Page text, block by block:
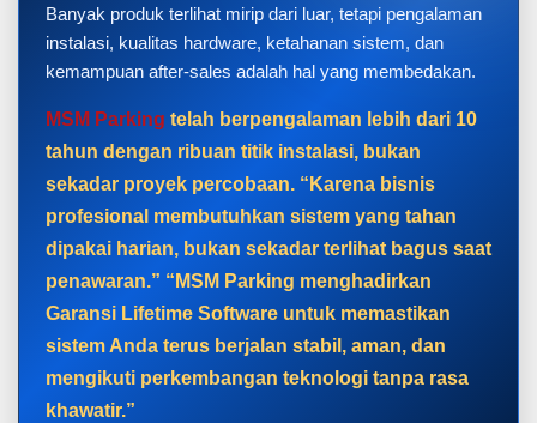
Banyak produk terlihat mirip dari luar, tetapi pengalaman
instalasi, kualitas hardware, ketahanan sistem, dan
kemampuan after-sales adalah hal yang membedakan.
MSM Parking telah berpengalaman lebih dari 10
tahun dengan ribuan titik instalasi, bukan
sekadar proyek percobaan. “Karena bisnis
profesional membutuhkan sistem yang tahan
dipakai harian, bukan sekadar terlihat bagus saat
penawaran.” “MSM Parking menghadirkan
Garansi Lifetime Software untuk memastikan
sistem Anda terus berjalan stabil, aman, dan
mengikuti perkembangan teknologi tanpa rasa
khawatir.”